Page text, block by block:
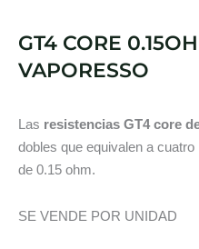
GT4 CORE
VAPORESSO
Las resistencias GT4 core
dobles que equivalen a
de 0.15 ohm.
SE VENDE POR UNIDAD